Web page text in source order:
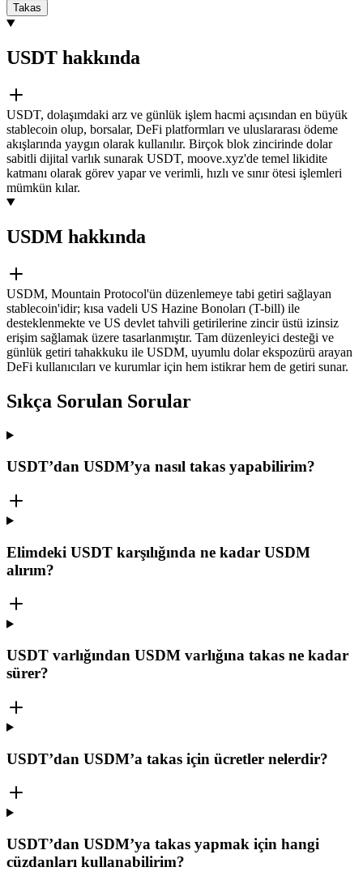
Takas
USDT hakkında
USDT, dolaşımdaki arz ve günlük işlem hacmi açısından en büyük
stablecoin olup, borsalar, DeFi platformları ve uluslararası ödeme
akışlarında yaygın olarak kullanılır. Birçok blok zincirinde dolar
sabitli dijital varlık sunarak USDT, moove.xyz'de temel likidite
katmanı olarak görev yapar ve verimli, hızlı ve sınır ötesi işlemleri
mümkün kılar.
USDM hakkında
USDM, Mountain Protocol'ün düzenlemeye tabi getiri sağlayan
stablecoin'idir; kısa vadeli US Hazine Bonoları (T-bill) ile
desteklenmekte ve US devlet tahvili getirilerine zincir üstü izinsiz
erişim sağlamak üzere tasarlanmıştır. Tam düzenleyici desteği ve
günlük getiri tahakkuku ile USDM, uyumlu dolar ekspozürü arayan
DeFi kullanıcıları ve kurumlar için hem istikrar hem de getiri sunar.
Sıkça Sorulan Sorular
USDT’dan USDM’ya nasıl takas yapabilirim?
Elimdeki USDT karşılığında ne kadar USDM
alırım?
USDT varlığından USDM varlığına takas ne kadar
sürer?
USDT’dan USDM’a takas için ücretler nelerdir?
USDT’dan USDM’ya takas yapmak için hangi
cüzdanları kullanabilirim?